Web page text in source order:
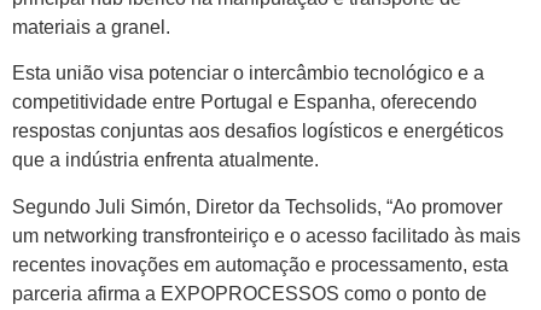
materiais a granel.
Esta união visa potenciar o intercâmbio tecnológico e a
competitividade entre Portugal e Espanha, oferecendo
respostas conjuntas aos desafios logísticos e energéticos
que a indústria enfrenta atualmente.
Segundo Juli Simón, Diretor da Techsolids, “Ao promover
um networking transfronteiriço e o acesso facilitado às mais
recentes inovações em automação e processamento, esta
parceria afirma a EXPOPROCESSOS como o ponto de